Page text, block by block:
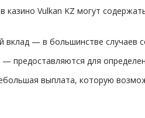
казино Vulkan KZ могут
вклад — в большинстве случаев
предоставляются для
выплата, которую